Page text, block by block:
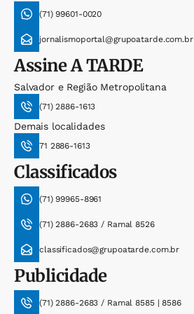
(71) 99601-0020
jornalismoportal@grupoatarde.com.br
AssineA TARDE
Salvador e Região Metropolitana
(71) 2886-1613
Demais localidades
71 2886-1613
Classificados
(71) 99965-8961
(71) 2886-2683 / Ramal 8526
classificados@grupoatarde.com.br
Publicidade
(71) 2886-2683 / Ramal 8585 | 8586